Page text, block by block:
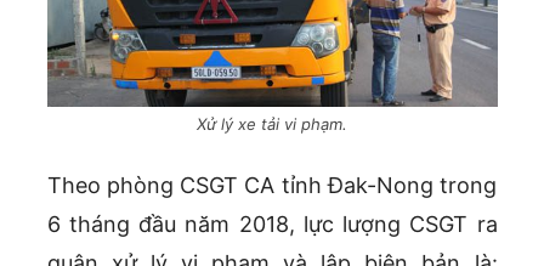
Xử lý xe tải vi phạm.
Theo phòng CSGT CA tỉnh Đak-Nong trong
6 tháng đầu năm 2018, lực lượng CSGT ra